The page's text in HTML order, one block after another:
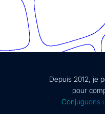
Depuis 2012, je
pour
Conjuguons